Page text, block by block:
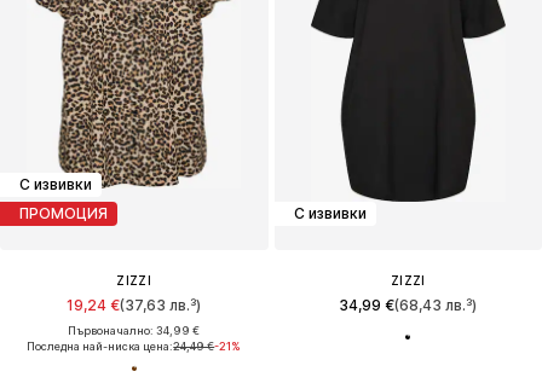
С извивки
ПРОМОЦИЯ
ZIZZI
19,24 €(37,63 лв.³)
Първоначално: 34,99 €
Последна най-ниска цена:24,49 €-21%
С извивки
ZIZZI
34,99 €(68,43 лв.³)